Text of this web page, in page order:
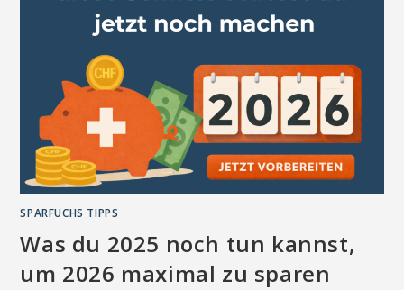
SPARFUCHS TIPPS
Was du 2025 noch tun kannst,
um 2026 maximal zu sparen